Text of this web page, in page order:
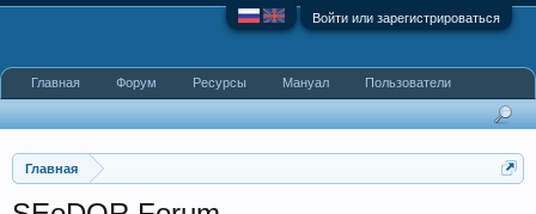
Войти или зарегистрироваться
Главная
Главная Форум Ресурсы Мануал Пользователи